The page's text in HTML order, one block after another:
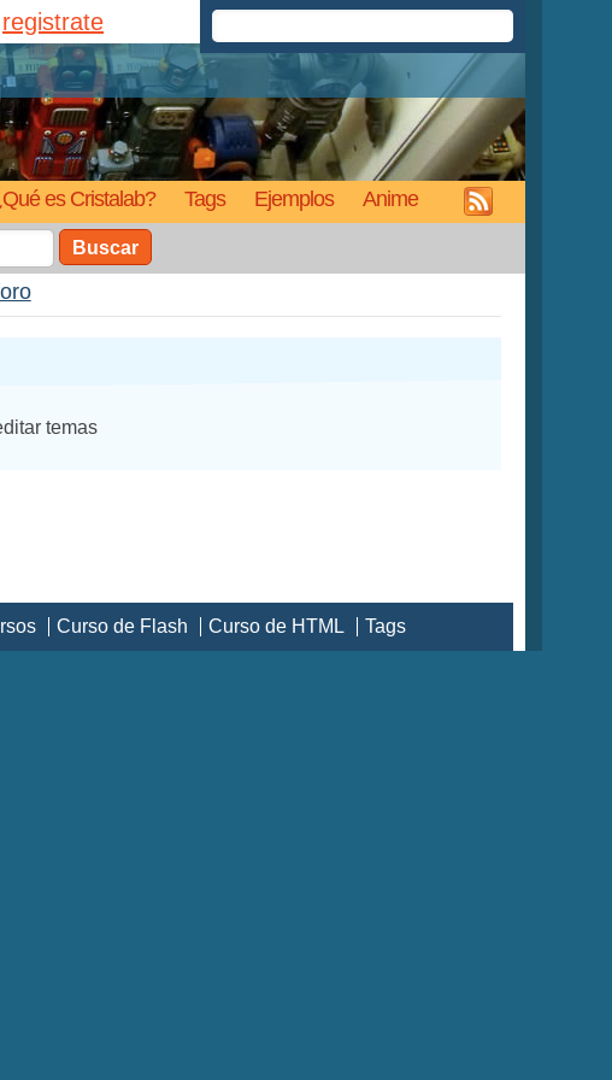
es Cristalab? Tags Ejemplos Anime
registrate
Buscar
temas
Curso de Flash Curso de HTML Tags